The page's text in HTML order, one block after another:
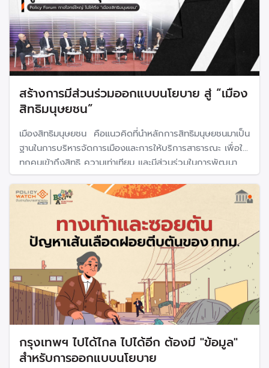
สร้างการมีส่วนร่วมออกแบบนโยบาย สู่ “เมือง
สิทธิมนุษยชน”
เมืองสิทธิมนุษยชน คือแนวคิดที่นำหลักการสิทธิมนุษยชนมาเป็น
ฐานในการบริหารจัดการเมืองและการให้บริการสาธารณะ เพื่อให้
ทุกคนเข้าถึงสิทธิ ความเท่าเทียม และมีส่วนร่วมในการพัฒนา
เมืองอย่างยั่งยืน
กรุงเทพฯ ไปได้ไกล ไปได้อีก ต้องมี "ข้อมูล"
สำหรับการออกแบบนโยบาย